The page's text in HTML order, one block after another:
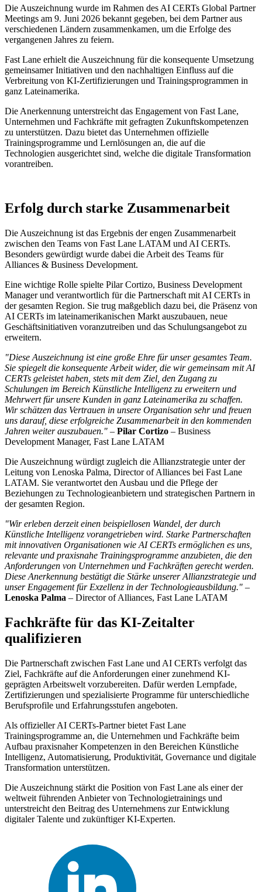
Die Auszeichnung wurde im Rahmen des AI CERTs Global Partner
Meetings am 9. Juni 2026 bekannt gegeben, bei dem Partner aus
verschiedenen Ländern zusammenkamen, um die Erfolge des
vergangenen Jahres zu feiern.
Fast Lane erhielt die Auszeichnung für die konsequente Umsetzung
gemeinsamer Initiativen und den nachhaltigen Einfluss auf die
Verbreitung von KI-Zertifizierungen und Trainingsprogrammen in
ganz Lateinamerika.
Die Anerkennung unterstreicht das Engagement von Fast Lane,
Unternehmen und Fachkräfte mit gefragten Zukunftskompetenzen
zu unterstützen. Dazu bietet das Unternehmen offizielle
Trainingsprogramme und Lernlösungen an, die auf die
Technologien ausgerichtet sind, welche die digitale Transformation
vorantreiben.
Erfolg durch starke Zusammenarbeit
Die Auszeichnung ist das Ergebnis der engen Zusammenarbeit
zwischen den Teams von Fast Lane LATAM und AI CERTs.
Besonders gewürdigt wurde dabei die Arbeit des Teams für
Alliances & Business Development.
Eine wichtige Rolle spielte Pilar Cortizo, Business Development
Manager und verantwortlich für die Partnerschaft mit AI CERTs in
der gesamten Region. Sie trug maßgeblich dazu bei, die Präsenz von
AI CERTs im lateinamerikanischen Markt auszubauen, neue
Geschäftsinitiativen voranzutreiben und das Schulungsangebot zu
erweitern.
Diese Auszeichnung ist eine große Ehre für unser gesamtes Team.
Sie spiegelt die konsequente Arbeit wider, die wir gemeinsam mit AI
CERTs geleistet haben, stets mit dem Ziel, den Zugang zu
Schulungen im Bereich Künstliche Intelligenz zu erweitern und
Mehrwert für unsere Kunden in ganz Lateinamerika zu schaffen.
Wir schätzen das Vertrauen in unsere Organisation sehr und freuen
uns darauf, diese erfolgreiche Zusammenarbeit in den kommenden
Jahren weiter auszubauen.
– Pilar Cortizo – Business
Development Manager, Fast Lane LATAM
Die Auszeichnung würdigt zugleich die Allianzstrategie unter der
Leitung von Lenoska Palma, Director of Alliances bei Fast Lane
LATAM. Sie verantwortet den Ausbau und die Pflege der
Beziehungen zu Technologieanbietern und strategischen Partnern in
der gesamten Region.
Wir erleben derzeit einen beispiellosen Wandel, der durch
Künstliche Intelligenz vorangetrieben wird. Starke Partnerschaften
mit innovativen Organisationen wie AI CERTs ermöglichen es uns,
relevante und praxisnahe Trainingsprogramme anzubieten, die den
Anforderungen von Unternehmen und Fachkräften gerecht werden.
Diese Anerkennung bestätigt die Stärke unserer Allianzstrategie und
unser Engagement für Exzellenz in der Technologieausbildung.
–
Lenoska Palma – Director of Alliances, Fast Lane LATAM
Fachkräfte für das KI-Zeitalter
qualifizieren
Die Partnerschaft zwischen Fast Lane und AI CERTs verfolgt das
Ziel, Fachkräfte auf die Anforderungen einer zunehmend KI-
geprägten Arbeitswelt vorzubereiten. Dafür werden Lernpfade,
Zertifizierungen und spezialisierte Programme für unterschiedliche
Berufsprofile und Erfahrungsstufen angeboten.
Als offizieller AI CERTs-Partner bietet Fast Lane
Trainingsprogramme an, die Unternehmen und Fachkräfte beim
Aufbau praxisnaher Kompetenzen in den Bereichen Künstliche
Intelligenz, Automatisierung, Produktivität, Governance und digitale
Transformation unterstützen.
Die Auszeichnung stärkt die Position von Fast Lane als einer der
weltweit führenden Anbieter von Technologietrainings und
unterstreicht den Beitrag des Unternehmens zur Entwicklung
digitaler Talente und zukünftiger KI-Experten.